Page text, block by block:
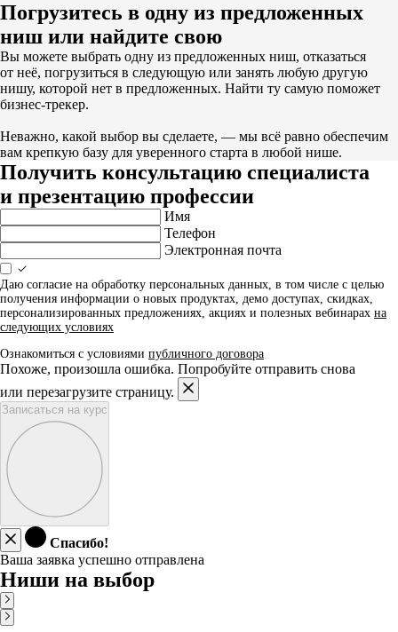
Погрузитесь в одну из предложенных
ниш или найдите свою
Вы можете выбрать одну из предложенных ниш, отказаться
от неё, погрузиться в следующую или занять любую другую
нишу, которой нет в предложенных. Найти ту самую поможет
бизнес-трекер.
Неважно, какой выбор вы сделаете, — мы всё равно обеспечим
вам крепкую базу для уверенного старта в любой нише.
Получить консультацию специалиста
и презентацию профессии
Имя
Телефон
Электронная почта
Даю согласие на обработку персональных данных, в том числе с целью
получения информации о новых продуктах, демо доступах, скидках,
персонализированных предложениях, акциях и полезных вебинарах на
следующих условиях
Ознакомиться с условиями публичного договора
Похоже, произошла ошибка. Попробуйте отправить снова
или перезагрузите страницу.
Записаться на курс
Спасибо!
Ваша заявка успешно отправлена
Ниши на выбор